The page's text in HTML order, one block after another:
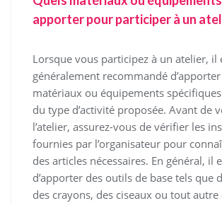
apporter pour participer à un
Lorsque vous participez à un atelier, il
généralement recommandé
matériaux ou équipements
du type d’activité proposée. Avant de
l’atelier, assurez-vous de vérifier les
fournies par l’organisateur pour
des articles nécessaires. En général, il
d’apporter des outils de base tels que
des crayons, des ciseaux ou tout